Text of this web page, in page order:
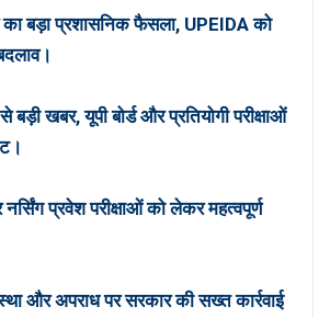
का बड़ा प्रशासनिक फैसला, UPEIDA को
बड़ी खबर, यूपी बोर्ड और प्रतियोगी परीक्षाओं
प्रवेश परीक्षाओं को लेकर महत्वपूर्ण
और अपराध पर सरकार की सख्त कार्रवाई